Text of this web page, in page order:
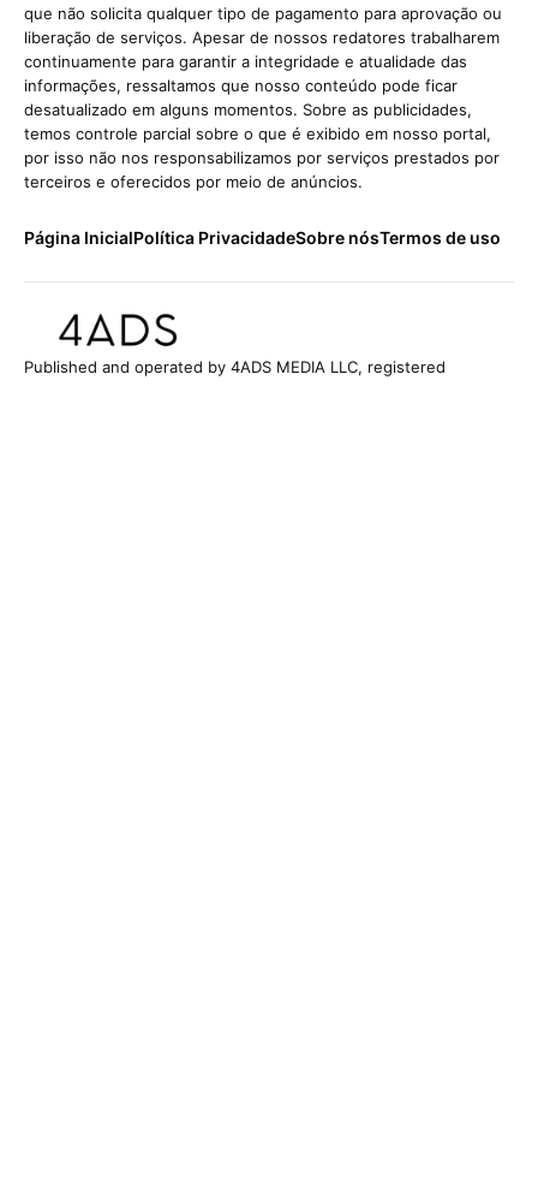
que não solicita qualquer tipo de pagamento para aprovação ou
liberação de serviços. Apesar de nossos redatores trabalharem
continuamente para garantir a integridade e atualidade das
informações, ressaltamos que nosso conteúdo pode ficar
desatualizado em alguns momentos. Sobre as publicidades,
temos controle parcial sobre o que é exibido em nosso portal,
por isso não nos responsabilizamos por serviços prestados por
terceiros e oferecidos por meio de anúncios.
Página InicialPolítica PrivacidadeSobre nósTermos de uso
Published and operated by 4ADS MEDIA LLC, registered